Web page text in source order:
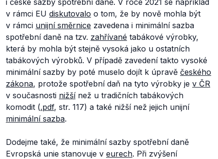
i české sazby spotřební daně. V roce 2021 se například
v rámci EU diskutovalo o tom, že by nově mohla být
v rámci unijní směrnice zavedena i minimální sazba
spotřební daně na tzv. zahřívané tabákové výrobky,
která by mohla být stejně vysoká jako u ostatních
tabákových výrobků. V případě zavedení takto vysoké
minimální sazby by poté muselo dojít k úpravě českého
zákona, protože spotřební daň na tyto výrobky je v ČR
v současnosti nižšínež u tradičních tabákových
komodit (.pdf, str. 117) a také nižší než jejich unijní
minimální sazba.
Dodejme také, že minimální sazby spotřební daně
Evropská unie stanovuje v eurech. Při zvýšení